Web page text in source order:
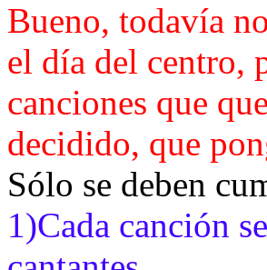
Bueno, todavía
el día del centro,
canciones que
decidido, que
Sólo se deben
1)Cada canción